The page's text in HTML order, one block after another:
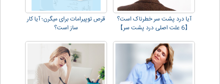
آیا درد پشت سر خطرناک است؟
【6 علت اصلی درد پشت سر】
قرص توپیرامات برای میگرن؛ آیا کار
ساز است؟